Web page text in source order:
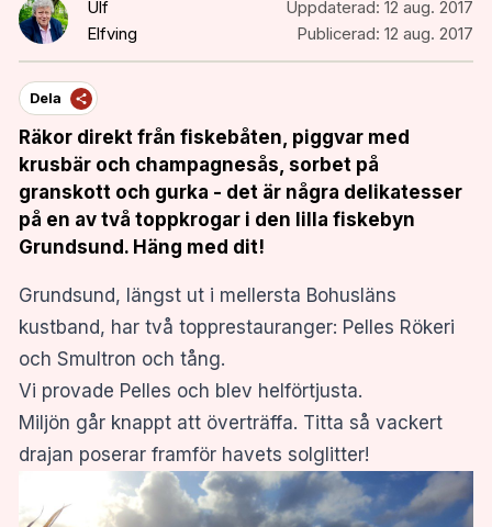
Ulf
Elfving
Uppdaterad: 12 aug. 2017
Publicerad: 12 aug. 2017
Dela
Räkor direkt från fiskebåten, piggvar med
krusbär och champagnesås, sorbet på
granskott och gurka - det är några delikatesser
på en av två toppkrogar i den lilla fiskebyn
Grundsund. Häng med dit!
Grundsund, längst ut i mellersta Bohusläns
kustband, har två topprestauranger: Pelles Rökeri
och Smultron och tång.
Vi provade Pelles och blev helförtjusta.
Miljön går knappt att överträffa. Titta så vackert
drajan poserar framför havets solglitter!